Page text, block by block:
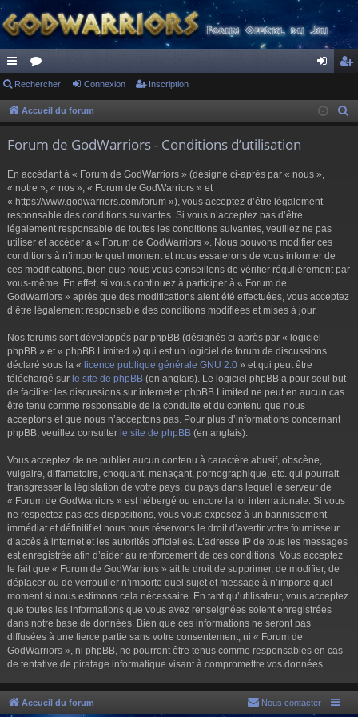
ac
co
s
or
u ne cri
Rechercher Connexion Inscription
Accueil du forum
Forum de GodWarriors - Conditions d’utilisation
En accédant à « Forum de GodWarriors » (désigné ci-après par « nous »,
« notre », « nos », « Forum de GodWarriors » et
« https://www.godwarriors.com/forum »), vous acceptez d’être légalement
responsable des conditions suivantes. Si vous n’acceptez pas d’être
légalement responsable de toutes les conditions suivantes, veuillez ne pas
utiliser et accéder à « Forum de GodWarriors ». Nous pouvons modifier ces
conditions à n’importe quel moment et nous essaierons de vous informer de
ces modifications, bien que nous vous conseillons de vérifier régulièrement par
vous-même. En effet, si vous continuez à participer à « Forum de
GodWarriors » après que des modifications aient été effectuées, vous acceptez
d’être légalement responsable des conditions modifiées et mises à jour.
Nos forums sont développés par phpBB (désignés ci-après par « logiciel
phpBB » et « phpBB Limited ») qui est un logiciel de forum de discussions
déclaré sous la « licence publique générale GNU 2.0 » et qui peut être
téléchargé sur le site de phpBB (en anglais). Le logiciel phpBB a pour seul but
de faciliter les discussions sur internet et phpBB Limited ne peut en aucun cas
être tenu comme responsable de la conduite et du contenu que nous
acceptons et que nous n’acceptons pas. Pour plus d’informations concernant
phpBB, veuillez consulter le site de phpBB (en anglais).
Vous acceptez de ne publier aucun contenu à caractère abusif, obscène,
vulgaire, diffamatoire, choquant, menaçant, pornographique, etc. qui pourrait
transgresser la législation de votre pays, du pays dans lequel le serveur de
« Forum de GodWarriors » est hébergé ou encore la loi internationale. Si vous
ne respectez pas ces dispositions, vous vous exposez à un bannissement
immédiat et définitif et nous nous réservons le droit d’avertir votre fournisseur
d’accès à internet et les autorités officielles. L’adresse IP de tous les messages
est enregistrée afin d’aider au renforcement de ces conditions. Vous acceptez
le fait que « Forum de GodWarriors » ait le droit de supprimer, de modifier, de
déplacer ou de verrouiller n’importe quel sujet et message à n’importe quel
moment si nous estimons cela nécessaire. En tant qu’utilisateur, vous acceptez
que toutes les informations que vous avez renseignées soient enregistrées
dans notre base de données. Bien que ces informations ne seront pas
diffusées à une tierce partie sans votre consentement, ni « Forum de
GodWarriors », ni phpBB, ne pourront être tenus comme responsables en cas
de tentative de piratage informatique visant à compromettre vos données.
Accueil du forum Nous contacter